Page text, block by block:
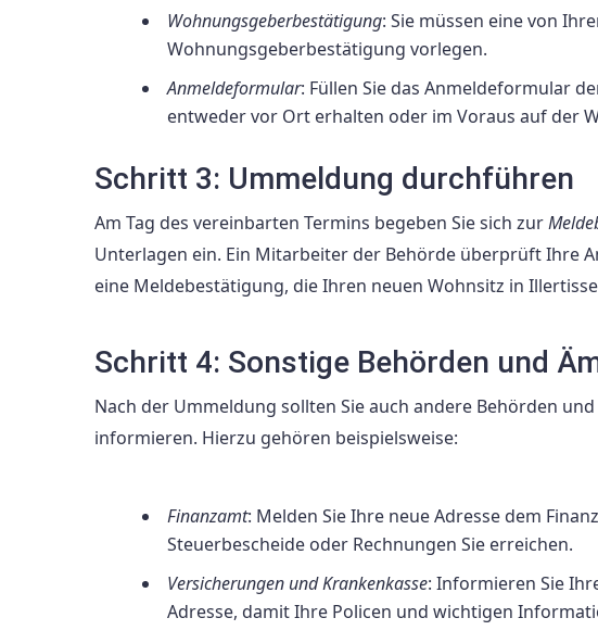
Wohnungsgeberbestätigung: Sie müssen eine von
Wohnungsgeberbestätigung vorlegen.
Anmeldeformular: Füllen Sie das Anmeldeformular
entweder vor Ort erhalten oder im Voraus auf der
Schritt 3: Ummeldung durchführen
Am Tag des vereinbarten Termins begeben Sie sich zur
Unterlagen ein. Ein Mitarbeiter der Behörde überprüft Ihre
eine Meldebestätigung, die Ihren neuen Wohnsitz in
Schritt 4: Sonstige Behörden und
Nach der Ummeldung sollten Sie auch andere Behörden
informieren. Hierzu gehören beispielsweise:
Finanzamt: Melden Sie Ihre neue Adresse dem
Steuerbescheide oder Rechnungen Sie erreichen.
Versicherungen und Krankenkasse: Informieren Sie
Adresse, damit Ihre Policen und wichtigen